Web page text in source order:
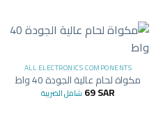
ALL ELECTRONICS COMPONENTS
مكواة لحام عالية الجودة 40 واط
69SAR شامل الضريبة